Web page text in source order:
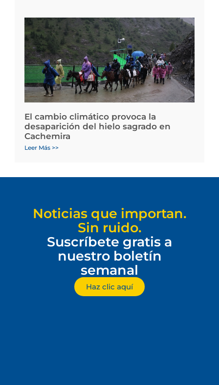
El cambio climático provoca la
desaparición del hielo sagrado en
Cachemira
Leer Más >>
Noticias que importan.
Sin ruido.
Suscríbete gratis a
nuestro boletín
semanal
Haz clic aquí